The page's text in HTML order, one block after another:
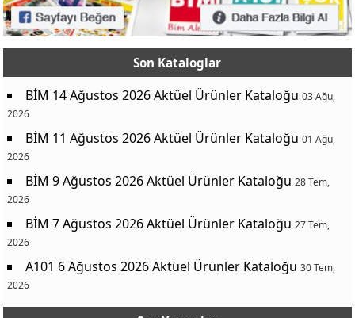
Son Kataloglar
BİM 14 Ağustos 2026 Aktüel Ürünler Kataloğu 03 Ağu,
2026
BİM 11 Ağustos 2026 Aktüel Ürünler Kataloğu 01 Ağu,
2026
BİM 9 Ağustos 2026 Aktüel Ürünler Kataloğu 28 Tem,
2026
BİM 7 Ağustos 2026 Aktüel Ürünler Kataloğu 27 Tem,
2026
A101 6 Ağustos 2026 Aktüel Ürünler Kataloğu 30 Tem,
2026